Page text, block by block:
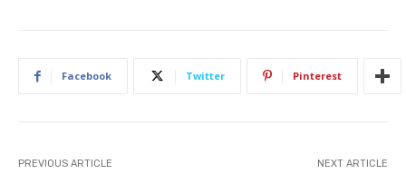
Facebook Twitter Pinterest
PREVIOUS ARTICLE NEXT ARTICLE